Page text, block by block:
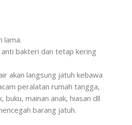
lama.
bakteri dan tetap kering
akan langsung jatuh kebawa
peralatan rumah tangga,
buku, mainan anak, hiasan dll
barang jatuh.